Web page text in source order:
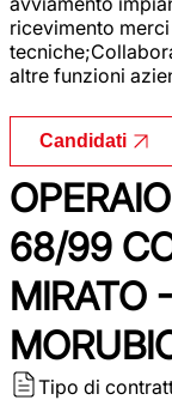
ricevimento
altre funzioni
Candidati
68/99
MIRATO
Tipo di